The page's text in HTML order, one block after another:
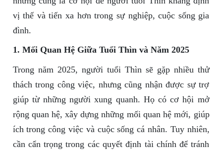
vị thế và tiến xa hơn trong sự nghiệp, cuộc sống gia
đình.
1. Mối Quan Hệ Giữa Tuổi Thìn và Năm 2025
Trong năm 2025, người tuổi Thìn sẽ gặp nhiều thử
thách trong công việc, nhưng cũng nhận được sự trợ
giúp từ những người xung quanh. Họ có cơ hội mở
rộng quan hệ, xây dựng những mối quan hệ mới, giúp
ích trong công việc và cuộc sống cá nhân. Tuy nhiên,
cần cẩn trọng trong các quyết định tài chính để tránh